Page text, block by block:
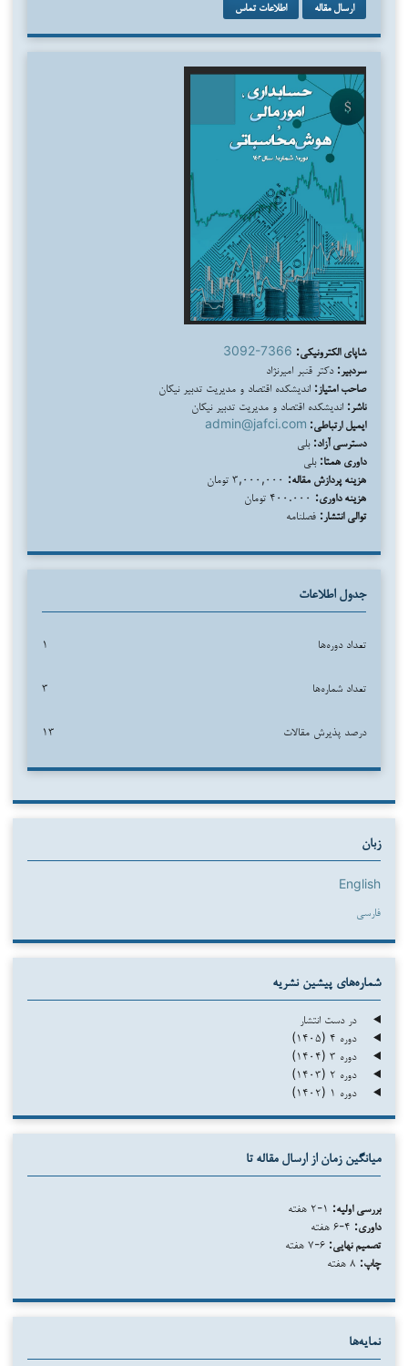
ارسال مقاله اطلاعات تماس
شاپای الکترونیکی: 3092-7366
سردبیر: دکتر قنبر امیرنژاد
صاحب امتیاز: اندیشکده اقتصاد و مدیریت تدبیر نیکان
ناشر: اندیشکده اقتصاد و مدیریت تدبیر نیکان
ایمیل ارتباطی: admin@jafci.com
دسترسی آزاد: بلی
داوری همتا: بلی
هزینه پردازش مقاله:
هزینه داوری:
توالی انتشار: فصلنامه
جدول اطلاعات
تعداد دوره‌ها ۱
تعداد شماره‌ها ۳
درصد پذیرش مقالات ۱۳
زبان
English
فارسی
شماره‌های پیشین نشریه
در دست انتشار
دوره ۴ (۱۴۰۵)
دوره ۳ (۱۴۰۴)
دوره ۲ (۱۴۰۳)
دوره ۱ (۱۴۰۲)
میانگین زمان از ارسال مقاله تا
بررسی اولیه:
داوری:
تصمیم نهایی:
چاپ:
نمایه‌ها